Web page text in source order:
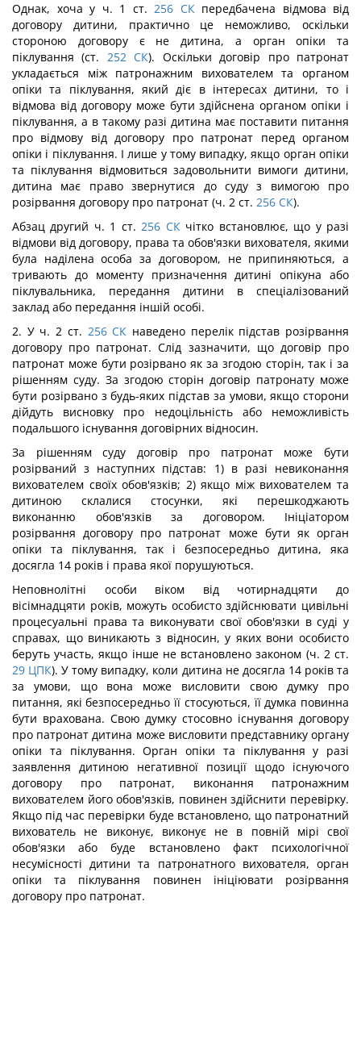
Однак, хоча у ч. 1 ст. 256 СКпередбачена відмова від
договору дитини, практично це неможливо, оскільки
стороною договору є не дитина, а орган опіки та
піклування (ст. 252 СК). Оскільки договір про патронат
укладається між патронажним вихователем та органом
опіки та піклування, який діє в інтересах дитини, то і
відмова від договору може бути здійснена органом опіки і
піклування, а в такому разі дитина має поставити питання
про відмову від договору про патронат перед органом
опіки і піклування. І лише у тому випадку, якщо орган опіки
та піклування відмовиться задовольнити вимоги дитини,
дитина має право звернутися до суду з вимогою про
розірвання договору про патронат (ч. 2 ст. 256 СК).
Абзац другий ч. 1 ст. 256 СКчітко встановлює, що у разі
відмови від договору, права та обов'язки вихователя, якими
була наділена особа за договором, не припиняються, а
тривають до моменту призначення дитині опікуна або
піклувальника, передання дитини в спеціалізований
заклад або передання іншій особі.
2. У ч. 2 ст. 256 СК наведено перелік підстав розірвання
договору про патронат. Слід зазначити, що договір про
патронат може бути розірвано як за згодою сторін, так і за
рішенням суду. За згодою сторін договір патронату може
бути розірвано з будь-яких підстав за умови, якщо сторони
дійдуть висновку про недоцільність або неможливість
подальшого існування договірних відносин.
За рішенням суду договір про патронат може бути
розірваний з наступних підстав: 1) в разі невиконання
вихователем своїх обов'язків; 2) якщо між вихователем та
дитиною склалися стосунки, які перешкоджають
виконанню обов'язків за договором. Ініціатором
розірвання договору про патронат може бути як орган
опіки та піклування, так і безпосередньо дитина, яка
досягла 14 років і права якої порушуються.
Неповнолітні особи віком від чотирнадцяти до
вісімнадцяти років, можуть особисто здійснювати цивільні
процесуальні права та виконувати свої обов'язки в суді у
справах, що виникають з відносин, у яких вони особисто
беруть участь, якщо інше не встановлено законом (ч. 2 ст.
29 ЦПК). У тому випадку, коли дитина не досягла 14 років та
за умови, що вона може висловити свою думку про
питання, які безпосередньо її стосуються, її думка повинна
бути врахована. Свою думку стосовно існування договору
про патронат дитина може висловити представнику органу
опіки та піклування. Орган опіки та піклування у разі
заявлення дитиною негативної позиції щодо існуючого
договору про патронат, виконання патронажним
вихователем його обов'язків, повинен здійснити перевірку.
Якщо під час перевірки буде встановлено, що патронатний
вихователь не виконує, виконує не в повній мірі свої
обов'язки або буде встановлено факт психологічної
несумісності дитини та патронатного вихователя, орган
опіки та піклування повинен ініціювати розірвання
договору про патронат.